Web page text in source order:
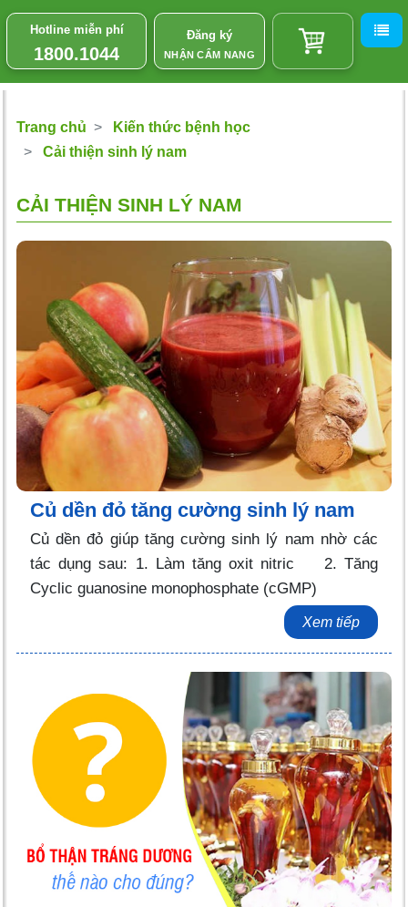
Hotline miễn phí
1800.1044
Đăng ký
NHẬN CẨM NANG
Trang chủ
Kiến thức bệnh học
Cải thiện sinh lý nam
CẢI THIỆN SINH LÝ NAM
Củ dền đỏ tăng cường sinh lý nam
Củ dền đỏ giúp tăng cường sinh lý nam nhờ các
tác dụng sau: 1. Làm tăng oxit nitric 2. Tăng
Cyclic guanosine monophosphate (cGMP)
Xem tiếp